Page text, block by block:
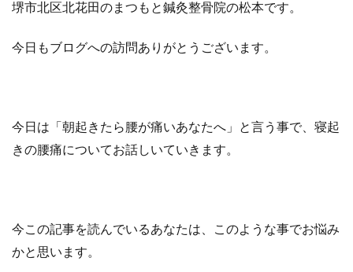
堺市北区北花田のまつもと鍼灸整骨院の松本です。
今日もブログへの訪問ありがとうございます。
今日は「朝起きたら腰が痛いあなたへ」と言う事で、寝起
きの腰痛についてお話しいていきます。
今この記事を読んでいるあなたは、このような事でお悩み
かと思います。